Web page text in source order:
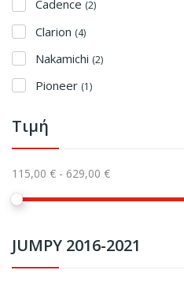
Cadence (2)
Clarion (4)
Nakamichi (2)
Pioneer (1)
Τιμή
115,00 € - 629,00 €
JUMPY 2016-2021